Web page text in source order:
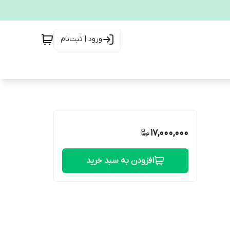
ورود | ثبت‌نام
17,000,000
افزودن به سبد خرید